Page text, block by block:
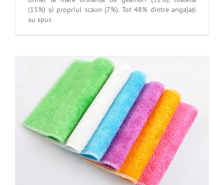
(15%) și propriul scaun (7%). Tot 48% dintre angajați
au spus